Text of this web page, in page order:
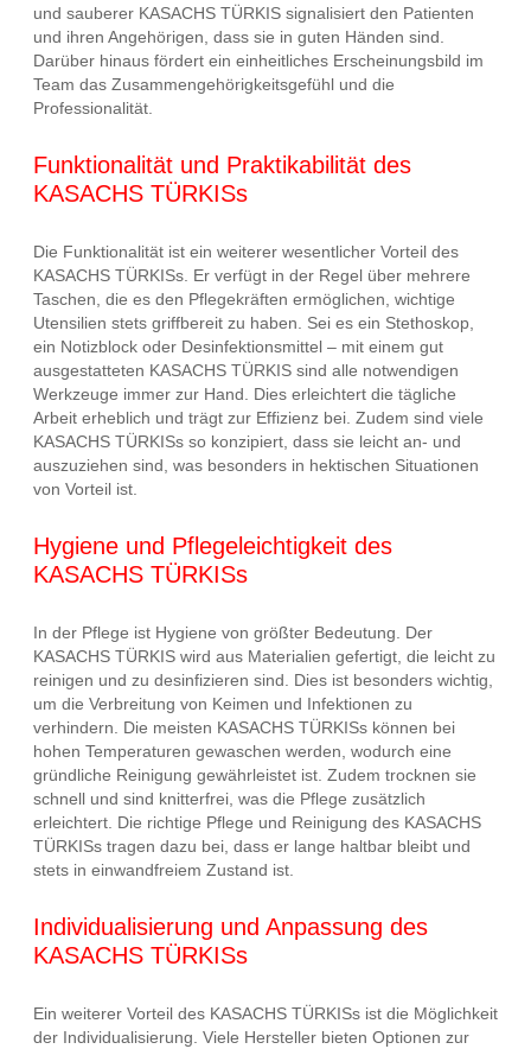
und sauberer KASACHS TÜRKIS signalisiert den Patienten
und ihren Angehörigen, dass sie in guten Händen sind.
Darüber hinaus fördert ein einheitliches Erscheinungsbild im
Team das Zusammengehörigkeitsgefühl und die
Professionalität.
Funktionalität und Praktikabilität des
KASACHS TÜRKISs
Die Funktionalität ist ein weiterer wesentlicher Vorteil des
KASACHS TÜRKISs. Er verfügt in der Regel über mehrere
Taschen, die es den Pflegekräften ermöglichen, wichtige
Utensilien stets griffbereit zu haben. Sei es ein Stethoskop,
ein Notizblock oder Desinfektionsmittel – mit einem gut
ausgestatteten KASACHS TÜRKIS sind alle notwendigen
Werkzeuge immer zur Hand. Dies erleichtert die tägliche
Arbeit erheblich und trägt zur Effizienz bei. Zudem sind viele
KASACHS TÜRKISs so konzipiert, dass sie leicht an- und
auszuziehen sind, was besonders in hektischen Situationen
von Vorteil ist.
Hygiene und Pflegeleichtigkeit des
KASACHS TÜRKISs
In der Pflege ist Hygiene von größter Bedeutung. Der
KASACHS TÜRKIS wird aus Materialien gefertigt, die leicht zu
reinigen und zu desinfizieren sind. Dies ist besonders wichtig,
um die Verbreitung von Keimen und Infektionen zu
verhindern. Die meisten KASACHS TÜRKISs können bei
hohen Temperaturen gewaschen werden, wodurch eine
gründliche Reinigung gewährleistet ist. Zudem trocknen sie
schnell und sind knitterfrei, was die Pflege zusätzlich
erleichtert. Die richtige Pflege und Reinigung des KASACHS
TÜRKISs tragen dazu bei, dass er lange haltbar bleibt und
stets in einwandfreiem Zustand ist.
Individualisierung und Anpassung des
KASACHS TÜRKISs
Ein weiterer Vorteil des KASACHS TÜRKISs ist die Möglichkeit
der Individualisierung. Viele Hersteller bieten Optionen zur